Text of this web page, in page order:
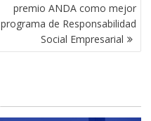
premio ANDA como mejor
programa de Responsabilidad
Social Empresarial